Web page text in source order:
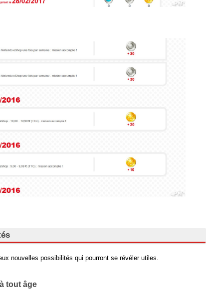
nouvelles possibilités qui pourront se révéler utiles.
tout âge